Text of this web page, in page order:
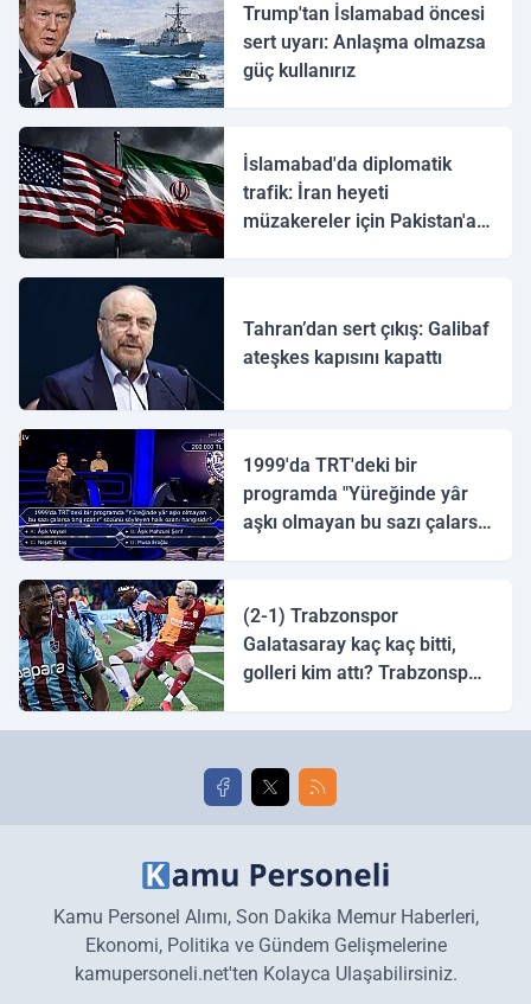
Trump'tan İslamabad öncesi
sert uyarı: Anlaşma olmazsa
güç kullanırız
İslamabad'da diplomatik
trafik: İran heyeti
müzakereler için Pakistan'a
Tahran’dan sert çıkış: Galibaf
ateşkes kapısını kapattı
1999'da TRT'deki bir
programda "Yüreğinde yâr
aşkı olmayan bu sazı çalarsa
(2-1) Trabzonspor
Galatasaray kaç kaç bitti,
golleri kim attı? Trabzonspor
golleri!
Kamu Personel Alımı, Son Dakika Memur Haberleri,
Ekonomi, Politika ve Gündem Gelişmelerine
kamupersoneli.net'ten Kolayca Ulaşabilirsiniz.